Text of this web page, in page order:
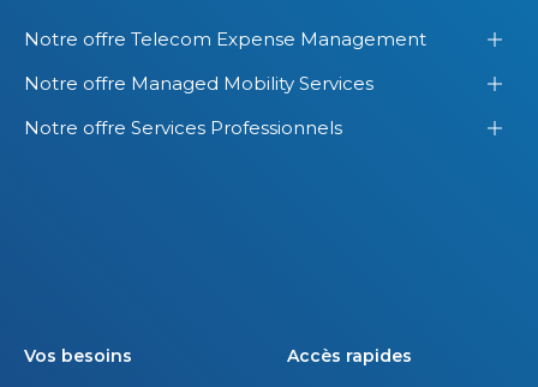
Notre offre Telecom Expense Management
Notre offre Managed Mobility Services
Notre offre Services Professionnels
Vos besoins Accès rapides